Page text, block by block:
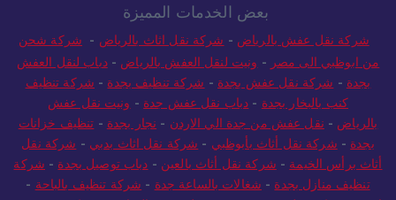
بعض الخدمات المميزة
شركة نقل عفش بالرياض - شركة نقل اثاث بالرياض - شركة شحن
من ابوظبي الى مصر - ونيت لنقل العفش بالرياض -دباب لنقل العفش
بجدة - شركة نقل عفش بجدة - شركة تنظيف بجدة - شركة تنظيف
كنب بالبخار بجدة - دباب نقل عفش جدة - ونيت نقل عفش
بالرياض - نقل عفش من جدة الي الاردن - نجار بجدة - تنظيف خزانات
بجدة - شركة نقل أثاث بأبوظبي - شركة نقل اثاث بدبي - شركة نقل
أثاث برأس الخيمة - شركة نقل أثاث بالعين - دباب توصيل بجدة - شركة
تنظيف منازل بجدة - شغالات بالساعة جدة - شركة تنظيف بالباحة -